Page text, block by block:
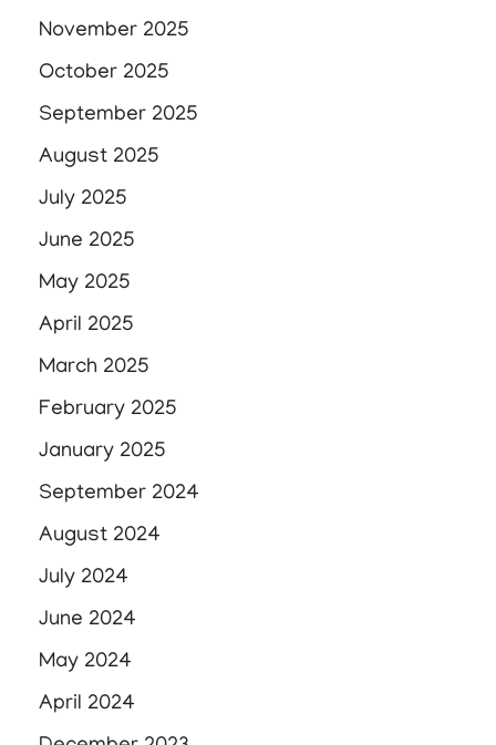
November 2025
October 2025
September 2025
August 2025
July 2025
June 2025
May 2025
April 2025
March 2025
February 2025
January 2025
September 2024
August 2024
July 2024
June 2024
May 2024
April 2024